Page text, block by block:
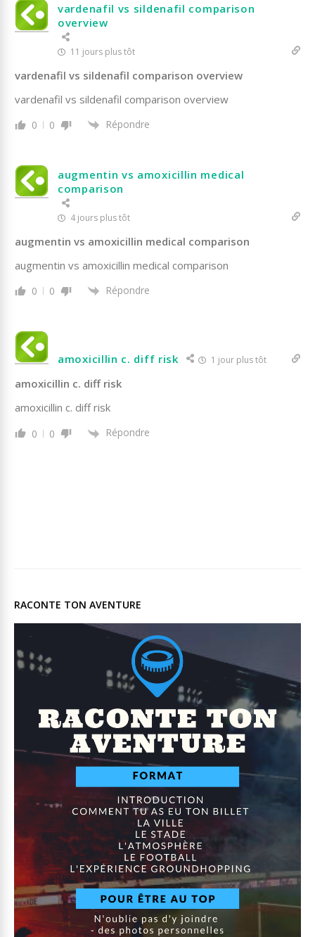
vardenafil vs sildenafil comparison
overview
11 jours plus tôt
vardenafil vs sildenafil comparison overview
vardenafil vs sildenafil comparison overview
0 0 Répondre
augmentin vs amoxicillin medical
comparison
4 jours plus tôt
augmentin vs amoxicillin medical comparison
augmentin vs amoxicillin medical comparison
0 0 Répondre
amoxicillin c. diff risk 1 jour plus tôt
amoxicillin c. diff risk
amoxicillin c. diff risk
0 0 Répondre
RACONTE TON AVENTURE